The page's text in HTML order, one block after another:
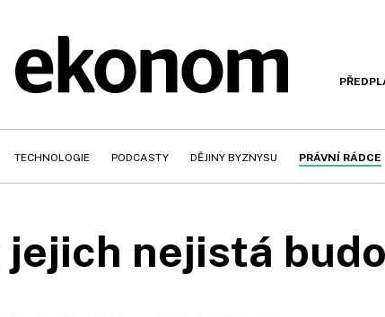
TECHNOLOGIE PODCASTY DĚJINY BYZNYSU PRÁVNÍ RÁDCE
jejich nejistá